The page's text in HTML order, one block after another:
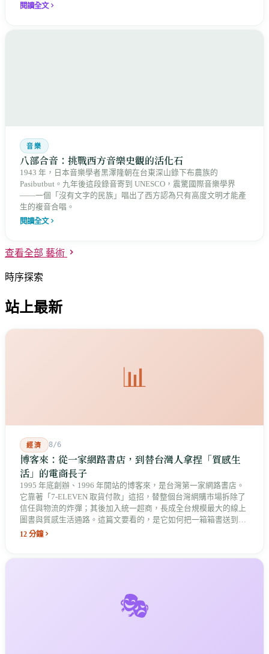
閱讀全文
音樂
八部合音：挑戰西方音樂史觀的活化石
1943 年，日本音樂學者黑澤隆朝在台東深山錄下布農族的
Pasibutbut。九年後這段錄音寄到 UNESCO，震驚國際音樂學界
——一個「沒有文字的民族」唱出了西方認為只有高度文明才能產
生的複音合唱。
閱讀全文
查看全部 藝術
時序探索
站上最新
📊
經濟 8/6
博客來：從一家網路書店，到替台灣人拿捏「質感生
活」的電商長子
1995 年底創辦、1996 年開站的博客來，是台灣第一家網路書店。
它靠著「7-ELEVEN 取貨付款」這招，替整個台灣網購市場拆除了
信任與物流的炸彈；其後加入統一超商，長成全台規模最大的線上
圖書與質感生活通路。這篇文要看的，是它如何把一箱箱書送到你
巷口，最後長成了統一集團數位版圖中最具原生基因的老長子。
12 分鐘
🎭